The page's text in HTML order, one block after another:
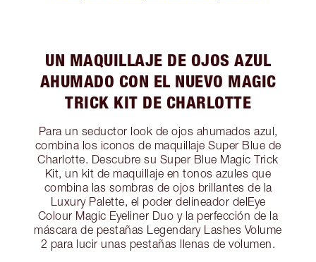
UN MAQUILLAJE DE OJOS AZUL
AHUMADO CON EL NUEVO MAGIC
TRICK KIT DE CHARLOTTE
Para un seductor look de ojos ahumados azul,
combina los iconos de maquillaje Super Blue de
Charlotte. Descubre su Super Blue Magic Trick
Kit, un kit de maquillaje en tonos azules que
combina las sombras de ojos brillantes de la
Luxury Palette, el poder delineador delEye
Colour Magic Eyeliner Duo y la perfección de la
máscara de pestañas Legendary Lashes Volume
2 para lucir unas pestañas llenas de volumen.